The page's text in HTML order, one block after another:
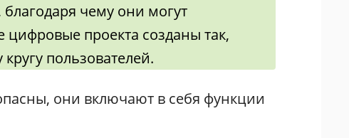
чему они могут
проекта созданы так,
пользователей.
они включают в себя функции